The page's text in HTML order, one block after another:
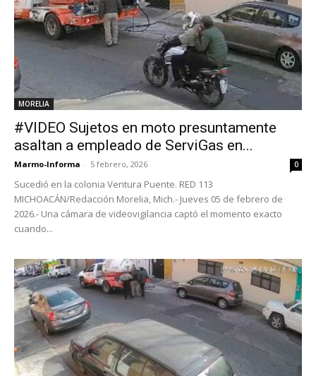
MORELIA
#VIDEO Sujetos en moto presuntamente
asaltan a empleado de ServiGas en...
Marmo-Informa - 5 febrero, 2026 0
Sucedió en la colonia Ventura Puente. RED 113
MICHOACÁN/Redacción Morelia, Mich.- Jueves 05 de febrero de
2026.- Una cámara de videovigilancia captó el momento exacto
cuando...